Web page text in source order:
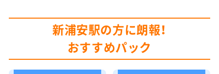
新浦安駅の方に朗報！
おすすめパック